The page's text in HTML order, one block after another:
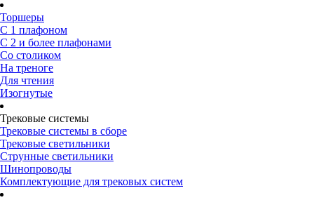
Торшеры
С 1 плафоном
С 2 и более плафонами
Со столиком
На треноге
Для чтения
Изогнутые
Трековые системы
Трековые системы в сборе
Трековые светильники
Струнные светильники
Шинопроводы
Комплектующие для трековых систем